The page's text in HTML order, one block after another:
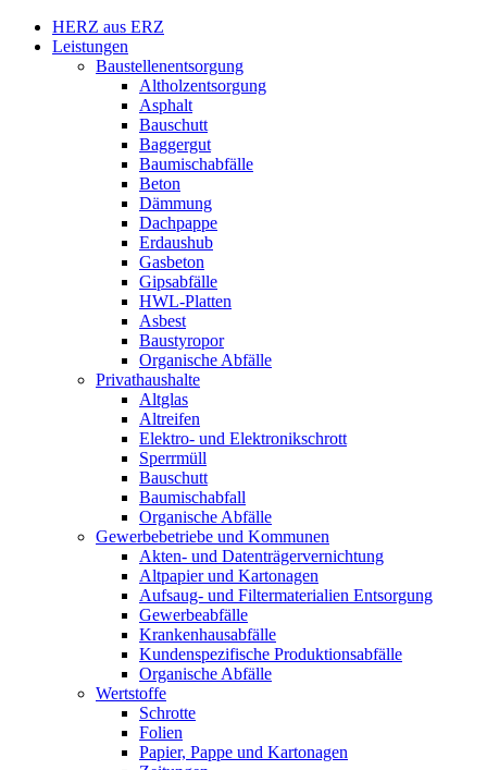
HERZ aus ERZ
Leistungen
Baustellenentsorgung
Altholzentsorgung
Asphalt
Bauschutt
Baggergut
Baumischabfälle
Beton
Dämmung
Dachpappe
Erdaushub
Gasbeton
Gipsabfälle
HWL-Platten
Asbest
Baustyropor
Organische Abfälle
Privathaushalte
Altglas
Altreifen
Elektro- und Elektronikschrott
Sperrmüll
Bauschutt
Baumischabfall
Organische Abfälle
Gewerbebetriebe und Kommunen
Akten- und Datenträgervernichtung
Altpapier und Kartonagen
Aufsaug- und Filtermaterialien Entsorgung
Gewerbeabfälle
Krankenhausabfälle
Kundenspezifische Produktionsabfälle
Organische Abfälle
Wertstoffe
Schrotte
Folien
Papier, Pappe und Kartonagen